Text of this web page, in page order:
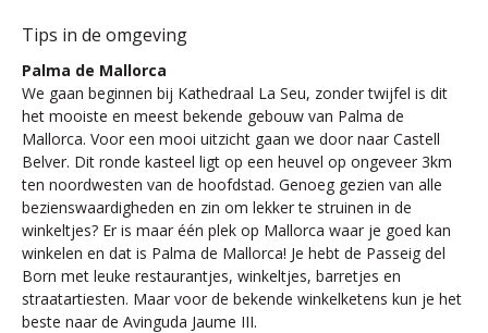
Tips in de omgeving
Palma de Mallorca
We gaan beginnen bij Kathedraal La Seu, zonder twijfel is dit
het mooiste en meest bekende gebouw van Palma de
Mallorca. Voor een mooi uitzicht gaan we door naar Castell
Belver. Dit ronde kasteel ligt op een heuvel op ongeveer 3km
ten noordwesten van de hoofdstad. Genoeg gezien van alle
bezienswaardigheden en zin om lekker te struinen in de
winkeltjes? Er is maar één plek op Mallorca waar je goed kan
winkelen en dat is Palma de Mallorca! Je hebt de Passeig del
Born met leuke restaurantjes, winkeltjes, barretjes en
straatartiesten. Maar voor de bekende winkelketens kun je het
beste naar de Avinguda Jaume III.